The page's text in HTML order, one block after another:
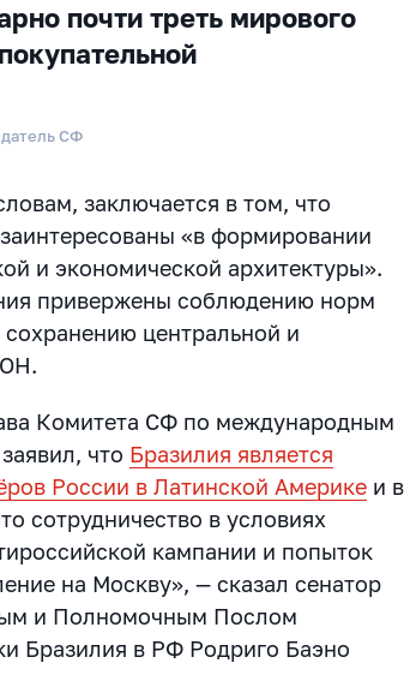
почти треть мирового
СФ
заключается в том, что
«в формировании
и экономической архитектуры».
привержены соблюдению норм
центральной и
Комитета СФ по международным
что Бразилия является
России в Латинской Америке и в
сотрудничество в условиях
кампании и попыток
на Москву», — сказал сенатор
и Полномочным Послом
Бразилия в РФ Родриго Баэно